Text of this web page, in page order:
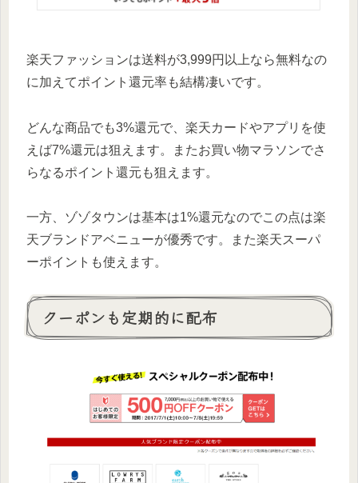
楽天ファッションは送料が3,999円以上なら無料なの
に加えてポイント還元率も結構凄いです。
どんな商品でも3%還元で、楽天カードやアプリを使
えば7%還元は狙えます。またお買い物マラソンでさ
らなるポイント還元も狙えます。
一方、ゾゾタウンは基本は1%還元なのでこの点は楽
天ブランドアベニューが優秀です。また楽天スーパ
ーポイントも使えます。
クーポンも定期的に配布